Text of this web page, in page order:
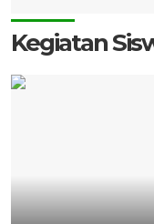
Kegiatan